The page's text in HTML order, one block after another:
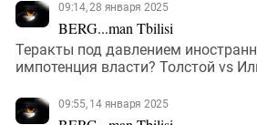
09:14, 28 января 2025
BERG...man Tbilisi
Теракты под давлением
импотенция власти? Толстой vs
09:55, 14 января 2025